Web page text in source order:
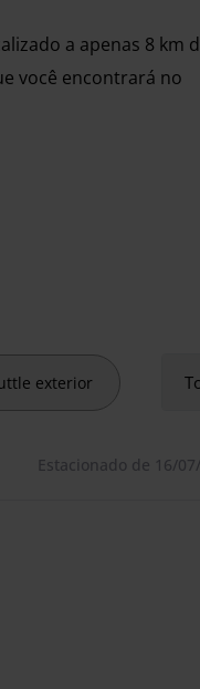
a apenas 8 km
você encontrará no
a recolha. Será
você encontrará no
exterior
Estacionado de 16/